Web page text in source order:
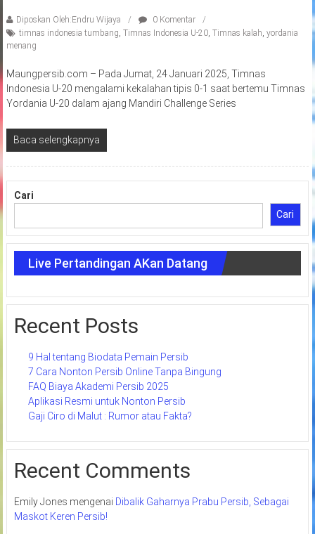
Diposkan Oleh:Endru Wijaya
0 Komentar
timnas indonesia tumbang Timnas Indonesia U-20, Timnas kalah yordania
menang
Maungpersib.com – Pada Jumat, 24 Januari 2025, Timnas
Indonesia U-20 mengalami kekalahan tipis 0-1 saat bertemu Timnas
Yordania U-20 dalam ajang Mandiri Challenge Series
Baca selengkapnya
Cari
Cari
Live Pertandingan AKan Datang
Recent Posts
9 Hal tentang Biodata Pemain Persib
7 Cara Nonton Persib Online Tanpa Bingung
FAQ Biaya Akademi Persib 2025
Aplikasi Resmi untuk Nonton Persib
Gaji Ciro di Malut : Rumor atau Fakta?
Recent Comments
Emily Jones mengenai Dibalik Gaharnya Prabu Persib, Sebagai
Maskot Keren Persib!